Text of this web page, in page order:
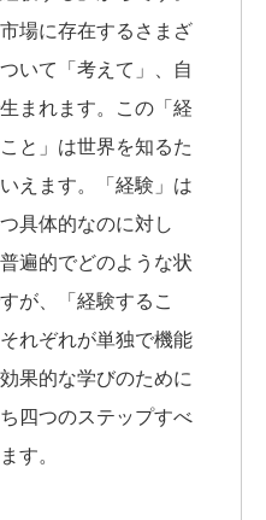
場に存在するさまざ
いて「考えて」、自
まれます。この「経
と」は世界を知るた
えます。「経験」は
具体的なのに対し
遍的でどのような状
が、「経験するこ
れぞれが単独で機能
果的な学びのために
四つのステップすべ
す。